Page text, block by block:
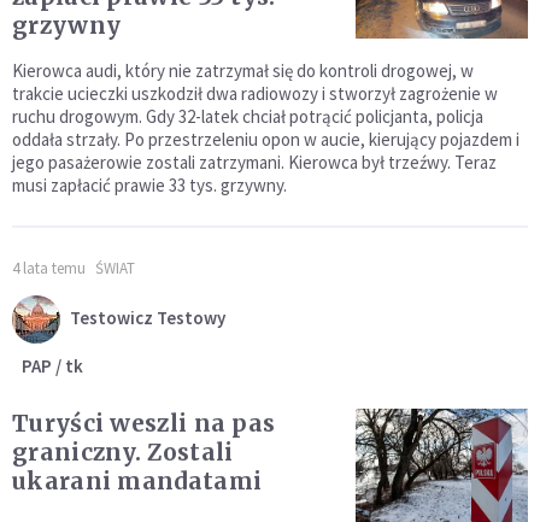
grzywny
Kierowca audi, który nie zatrzymał się do kontroli drogowej, w
trakcie ucieczki uszkodził dwa radiowozy i stworzył zagrożenie w
ruchu drogowym. Gdy 32-latek chciał potrącić policjanta, policja
oddała strzały. Po przestrzeleniu opon w aucie, kierujący pojazdem i
jego pasażerowie zostali zatrzymani. Kierowca był trzeźwy. Teraz
musi zapłacić prawie 33 tys. grzywny.
4 lata temu ŚWIAT
Testowicz Testowy
PAP / tk
Turyści weszli na pas
graniczny. Zostali
ukarani mandatami